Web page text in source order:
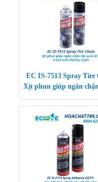
EC IS-7513 Spray Tire
Xịt phun giúp ngăn